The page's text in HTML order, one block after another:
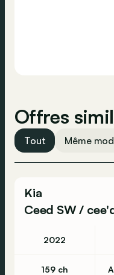
Offres
Tout Même
Kia
2022
159 ch